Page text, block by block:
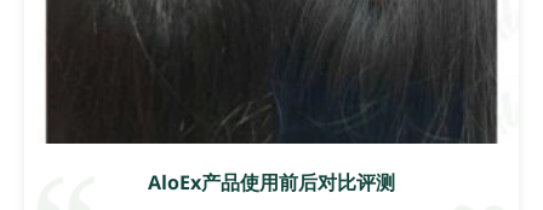
AloEx产品使用前后对比评测